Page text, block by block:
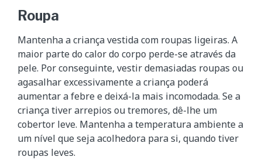
Roupa
Mantenha a criança vestida com roupas ligeiras. A
maior parte do calor do corpo perde-se através da
pele. Por conseguinte, vestir demasiadas roupas ou
agasalhar excessivamente a criança poderá
aumentar a febre e deixá-la mais incomodada. Se a
criança tiver arrepios ou tremores, dê-lhe um
cobertor leve. Mantenha a temperatura ambiente a
um nível que seja acolhedora para si, quando tiver
roupas leves.